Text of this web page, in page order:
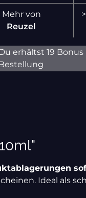
Mehr von
Reuzel
erhältst 19
Ideal als